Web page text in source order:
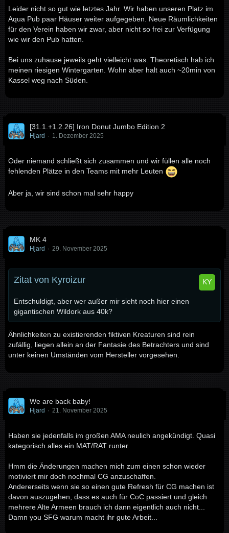
Leider nicht so gut wie letztes Jahr. Wir haben unseren Platz im
Aqua Pub paar Häuser weiter aufgegeben. Neue Räumlichkeiten
für den Verein haben wir zwar, aber nicht so frei zur Verfügung
wie wir den Pub hatten.
Bei uns zuhause jeweils geht vielleicht was. Theoretisch hab ich
meinen riesigen Wintergarten. Wohn aber halt auch ~20min von
Kassel weg nach Süden.
[31.1.+1.2.26] Iron Donut Jumbo Edition 2
Hjard 1. Dezember 2025
Oder niemand schließt sich zusammen und wir füllen alle noch
fehlenden Plätze in den Teams mit mehr Leuten
Aber ja, wir sind schon mal sehr happy
MK 4
Hjard 29. November 2025
Zitat von Kyroizur
Entschuldigt, aber wer außer mir sieht noch hier einen
gigantischen Wildork aus 40k?
Ähnlichkeiten zu existierenden fiktiven Kreaturen sind rein
zufällig, liegen allein an der Fantasie des Betrachters und sind
unter keinen Umständen vom Hersteller vorgesehen.
We are back baby!
Hjard 21. November 2025
Haben sie jedenfalls im großen AMA neulich angekündigt. Quasi
kategorisch alles ein MAT/RAT runter.
Hmm die Änderungen machen mich zum einen schon wieder
motiviert mir doch nochmal CG anzuschaffen.
Andererseits wenn sie so einen gute Refresh für CG machen ist
davon auszugehen, dass es auch für CoC passiert und gleich
mehrere Alte Armeen brauch ich dann eigentlich auch nicht...
Damn you SFG warum macht ihr gute Arbeit...